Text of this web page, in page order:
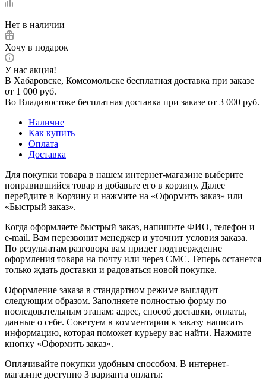
Нет в наличии
Хочу в подарок
У нас акция!
В Хабаровске, Комсомольске бесплатная доставка при заказе
от 1 000 руб.
Во Владивостоке бесплатная доставка при заказе от 3 000 руб.
Наличие
Как купить
Оплата
Доставка
Для покупки товара в нашем интернет-магазине выберите
понравившийся товар и добавьте его в корзину. Далее
перейдите в Корзину и нажмите на «Оформить заказ» или
«Быстрый заказ».
Когда оформляете быстрый заказ, напишите ФИО, телефон и
e-mail. Вам перезвонит менеджер и уточнит условия заказа.
По результатам разговора вам придет подтверждение
оформления товара на почту или через СМС. Теперь останется
только ждать доставки и радоваться новой покупке.
Оформление заказа в стандартном режиме выглядит
следующим образом. Заполняете полностью форму по
последовательным этапам: адрес, способ доставки, оплаты,
данные о себе. Советуем в комментарии к заказу написать
информацию, которая поможет курьеру вас найти. Нажмите
кнопку «Оформить заказ».
Оплачивайте покупки удобным способом. В интернет-
магазине доступно 3 варианта оплаты: